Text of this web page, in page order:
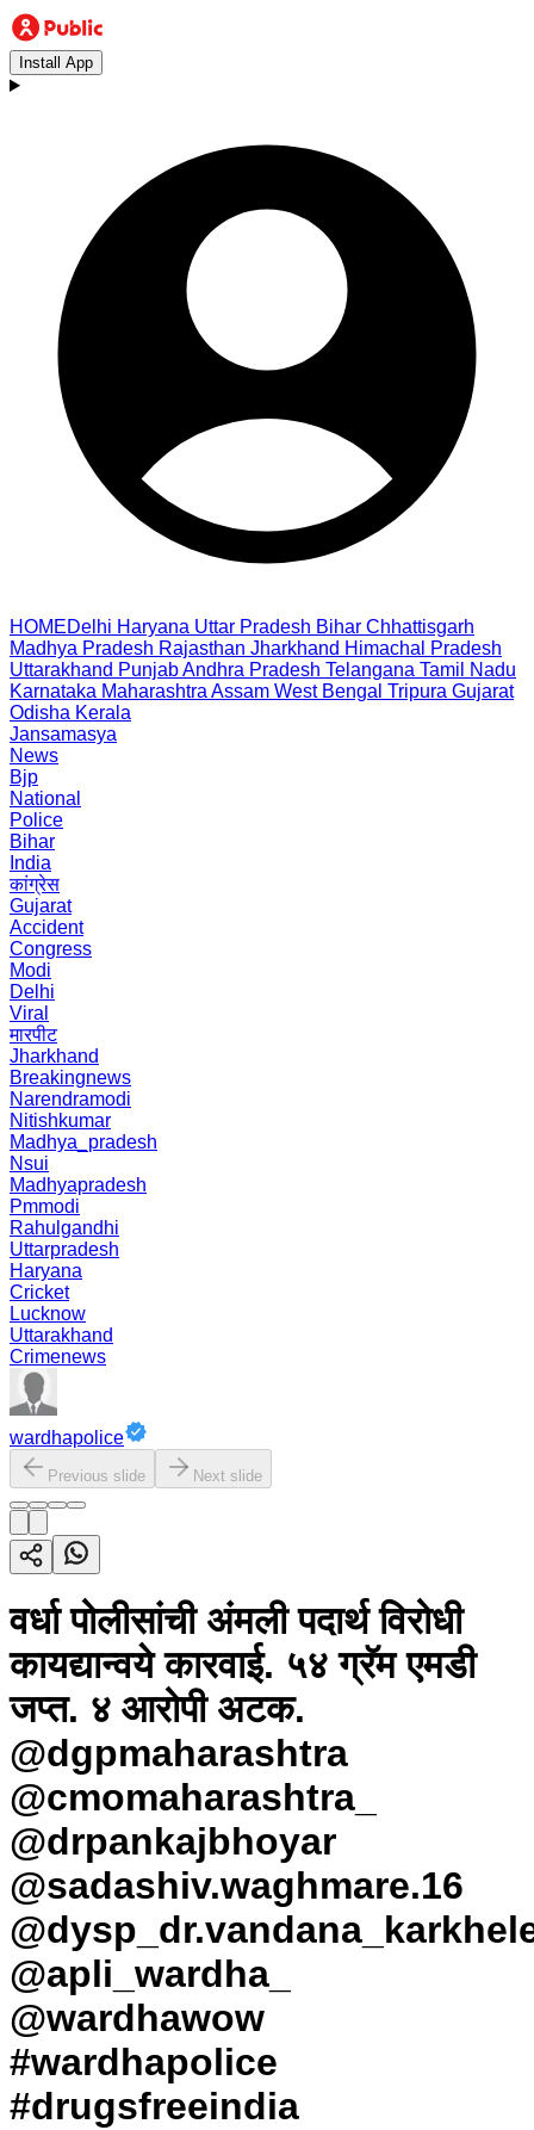
Install App
HOMEDelhi Haryana Uttar Pradesh Bihar Chhattisgarh
Madhya Pradesh Rajasthan Jharkhand Himachal Pradesh
Uttarakhand PunjabAndhra Pradesh Telangana Tamil Nadu
Karnataka Maharashtra Assam West Bengal Tripura Gujarat
Odisha Kerala
Jansamasya
News
Bjp
National
Police
Bihar
India
कांग्रेस
Gujarat
Accident
Congress
Modi
Delhi
Viral
मारपीट
Jharkhand
Breakingnews
Narendramodi
Nitishkumar
Madhya_pradesh
Nsui
Madhyapradesh
Pmmodi
Rahulgandhi
Uttarpradesh
Haryana
Cricket
Lucknow
Uttarakhand
Crimenews
wardhapolice
Previous slide Next slide
वर्धा पोलीसांची अंमली पदार्थ विरोधी
कायद्यान्वये कारवाई. ५४ ग्रॅम एमडी
जप्त. ४ आरोपी अटक.
@dgpmaharashtra
@cmomaharashtra_
@drpankajbhoyar
@sadashiv.waghmare.16
@apli_wardha_
@wardhawow
#wardhapolice
#drugsfreeindia